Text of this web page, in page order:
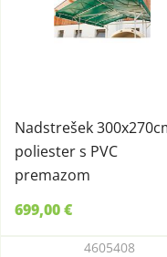
Nadstrešek
poliester s PVC
premazom
699,00 €
4605408